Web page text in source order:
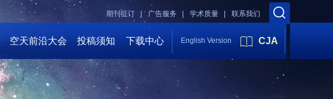
联系我们
学术质量 |
广告服务 |
期刊征订 |
空天前沿大会 投稿须知 下载中心 English Version CJA